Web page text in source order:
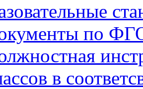
по
в